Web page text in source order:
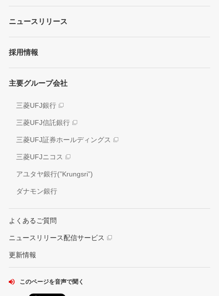
ガバナンス
事業内容
債券・格付情報
個人投資家の皆さまへ
各種レポート
アナリスト情報
電子公告
情報開示方針
IRお問い合わせ窓口
各種レポート/データ/インデックス
方針/ガイドライン
イニシアティブへの参画
環境
社会
ガバナンス
外部評価
社会貢献活動
ニュースリリース
採用情報
主要グループ会社
三菱UFJ銀行
三菱UFJ信託銀行
三菱UFJ証券ホールディングス
三菱UFJニコス
アユタヤ銀行(”Krungsri”)
ダナモン銀行
よくあるご質問
ニュースリリース配信サービス
更新情報
このページを音声で聞く